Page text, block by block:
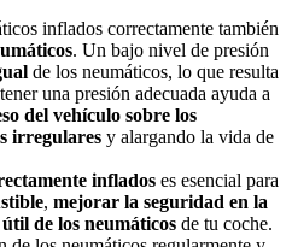
inflados correctamente también
. Un bajo nivel de presión
de los neumáticos, lo que resulta
una presión adecuada ayuda a
del vehículo sobre los
irregulares y alargando la vida de
inflados es esencial para
, mejorar la seguridad en la
de los neumáticos de tu coche.